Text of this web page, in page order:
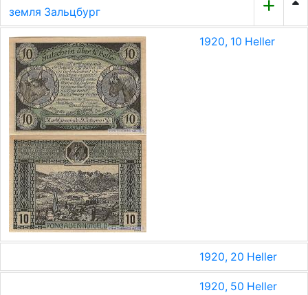
земля Зальцбург
1920, 10 Heller
1920, 20 Heller
1920, 50 Heller